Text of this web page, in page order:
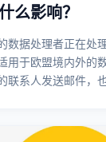
么影响？
数据处理者正在处
用于欧盟境内外的
联系人发送邮件，